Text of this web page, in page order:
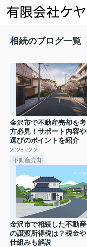
相続のブログ一覧
金沢市で不動産売却を
方必見！サポート内容
選びのポイントを紹介
2026.02.21
不動産売却
金沢市で相続した不動
の譲渡所得税は？税金
仕組みも解説